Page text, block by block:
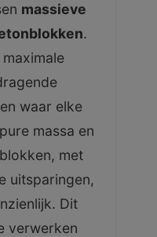
massieve
.
waar elke
massa en
met
uitsparingen,
Dit
verwerken